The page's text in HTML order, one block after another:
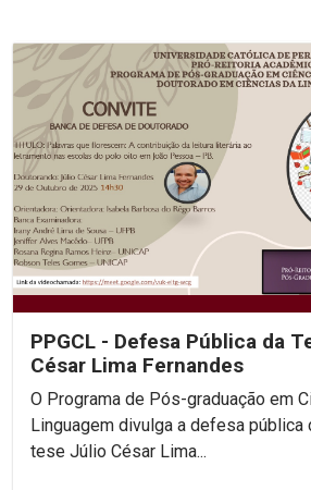
PPGCL - Defesa Pública da
César Lima Fernandes
O Programa de Pós-graduação em
Linguagem divulga a defesa pública
tese Júlio César Lima...